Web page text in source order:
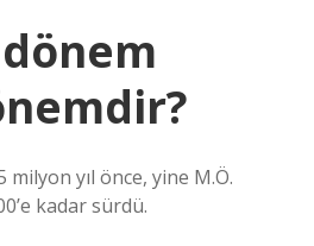
milyon yıl önce, yine M.Ö.
kadar sürdü.